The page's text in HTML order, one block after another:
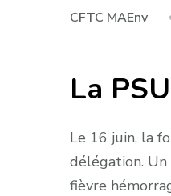
CFTC MAEnv
La
Le 16 juin, la
délégation.
fièvre